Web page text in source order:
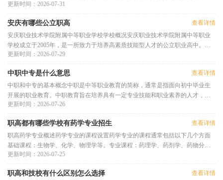
字电路以及现代电子技术的基
更新时间：2026-07-31
安庆有哪些公立职高
查看详情
安庆职业技术学院附属中等职业学校学校概况安庆职业技术学院附属中等职业
学校成立于2005年，是一所致力于培养高素质技能型人才的公立职业高中。学
校依托安庆职业技术学院的教学
更新时间：2026-07-29
中职中专是什么意思
查看详情
中职和中专的基本概念中职是中等职业教育的简称，通常是指面向初中毕业生
开展的职业教育。中职教育旨在培养具有一定专业技能和职业素养的人才，适
应社会经济发展的需要。中职
更新时间：2026-07-26
职高都有哪些学校有药学专业招生
查看详情
职高药学专业概述药学专业的课程设置药学专业的课程通常包括以下几个方面
基础课程：生物学、化学、物理学等。专业课程：药理学、药剂学、药物分
析、临床药学等。实践课程：药
更新时间：2026-07-25
职高和技校有什么区别怎么选择 查看详情